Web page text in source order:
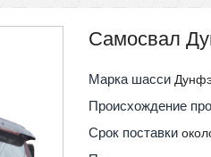
Самосвал
Марка шасси
Происхождение
Срок поставки